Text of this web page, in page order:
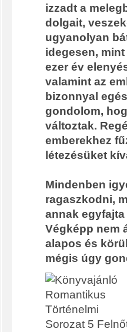
izzadt a
dolgait,
ugyanolyan
idegesen,
ezer év
valamint az
bizonnyal
gondolom,
változtak.
emberekhez
létezésüket
Mindenben
ragaszkodni,
annak
Végképp nem
alapos és
mégis úgy